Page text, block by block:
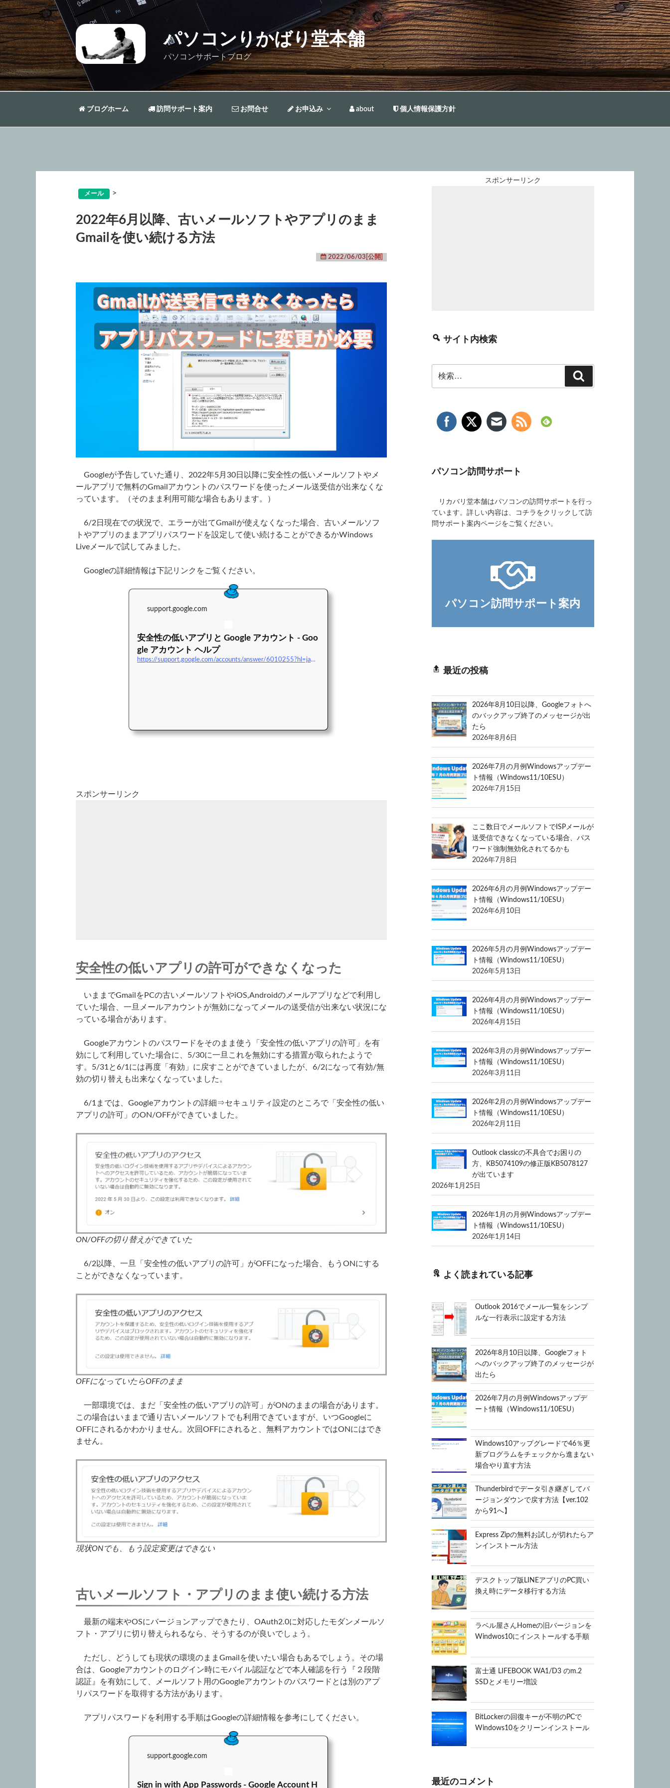
コ
ン
テ
ン
ツ
へ
ス
キ
パソコンりかばり堂本舗
パソコンサポートブログ
ブログホーム 訪問サポート案内 お問合せ お申込み about 個人情報保護方針
メール >
2022年6月以降、古いメールソフトやアプリのまま
Gmailを使い続ける方法
2022/06/03[公開]
Googleが予告していた通り、2022年5月30日以降に安全性の低いメールソフトやメ
ールアプリで無料のGmailアカウントのパスワードを使ったメール送受信が出来なくな
っています。（そのまま利用可能な場合もあります。）
6/2日現在での状況で、エラーが出てGmailが使えなくなった場合、古いメールソフ
トやアプリのままアプリパスワードを設定して使い続けることができるかWindows
Liveメールで試してみました。
Googleの詳細情報は下記リンクをご覧ください。
support.google.com
安全性の低いアプリと Google アカウント - Goo
gle アカウント ヘルプ
https://support.google.com/accounts/answer/6010255?hl=ja&#038;utm_source=google-account&#038;utm_medium=profile-less-secure-apps-card#zippy=
スポンサーリンク
安全性の低いアプリの許可ができなくなった
いままでGmailをPCの古いメールソフトやiOS,Androidのメールアプリなどで利用し
ていた場合、一旦メールアカウントが無効になってメールの送受信が出来ない状況にな
っている場合があります。
Googleアカウントのパスワードをそのまま使う「安全性の低いアプリの許可」を有
効にして利用していた場合に、5/30に一旦これを無効にする措置が取られたようで
す。5/31と6/1には再度「有効」に戻すことができていましたが、6/2になって有効/無
効の切り替えも出来なくなっていました。
6/1までは、Googleアカウントの詳細⇒セキュリティ設定のところで「安全性の低い
アプリの許可」のON/OFFができていました。
ON/OFFの切り替えができていた
6/2以降、一旦「安全性の低いアプリの許可」がOFFになった場合、もうONにする
ことができなくなっています。
OFFになっていたらOFFのまま
一部環境では、まだ「安全性の低いアプリの許可」がONのままの場合があります。
この場合はいままで通り古いメールソフトでも利用できていますが、いつGoogleに
OFFにされるかわかりません。次回OFFにされると、無料アカウントではONにはでき
ません。
現状ONでも、もう設定変更はできない
古いメールソフト・アプリのまま使い続ける方法
最新の端末やOSにバージョンアップできたり、OAuth2.0に対応したモダンメールソ
フト・アプリに切り替えられるなら、そうするのが良いでしょう。
ただし、どうしても現状の環境のままGmailを使いたい場合もあるでしょう。その場
合は、Googleアカウントのログイン時にモバイル認証などで本人確認を行う『２段階
認証』を有効にして、メールソフト用のGoogleアカウントのパスワードとは別のアプ
リパスワードを取得する方法があります。
アプリパスワードを利用する手順はGoogleの詳細情報を参考にしてください。
support.google.com
Sign in with App Passwords - Google Account H
スポンサーリンク
サイト内検索
索:
索
パソコン訪問サポート
リカバリ堂本舗はパソコンの訪問サポートを行っ
ています。詳しい内容は、コチラをクリックして訪
問サポート案内ページをご覧ください。
パソコン訪問サポート案内
最近の投稿
2026年8月10日以降、Googleフォトへ
のバックアップ終了のメッセージが出
たら
2026年8月6日
2026年7月の月例Windowsアップデー
ト情報（Windows11/10ESU）
2026年7月15日
ここ数日でメールソフトでISPメールが
送受信できなくなっている場合、パス
ワード強制無効化されてるかも
2026年7月8日
2026年6月の月例Windowsアップデー
ト情報（Windows11/10ESU）
2026年6月10日
2026年5月の月例Windowsアップデー
ト情報（Windows11/10ESU）
2026年5月13日
2026年4月の月例Windowsアップデー
ト情報（Windows11/10ESU）
2026年4月15日
2026年3月の月例Windowsアップデー
ト情報（Windows11/10ESU）
2026年3月11日
2026年2月の月例Windowsアップデー
ト情報（Windows11/10ESU）
2026年2月11日
Outlook classicの不具合でお困りの
方、KB5074109の修正版KB5078127
が出ています
2026年1月25日
2026年1月の月例Windowsアップデー
ト情報（Windows11/10ESU）
2026年1月14日
よく読まれている記事
Outlook 2016でメール一覧をシンプ
ルな一行表示に設定する方法
2026年8月10日以降、Googleフォト
へのバックアップ終了のメッセージが
出たら
2026年7月の月例Windowsアップデ
ート情報（Windows11/10ESU）
Windows10アップグレードで46％更
新プログラムをチェックから進まない
場合やり直す方法
Thunderbirdでデータ引き継ぎしてバ
ージョンダウンで戻す方法【ver.102
から91へ】
Express Zipの無料お試しが切れたらア
ンインストール方法
デスクトップ版LINEアプリのPC買い
換え時にデータ移行する方法
ラベル屋さんHomeの旧バージョンを
Windwos10にインストールする手順
富士通 LIFEBOOK WA1/D3 のm.2
SSDとメモリー増設
BitLockerの回復キーが不明のPCで
Windows10をクリーンインストール
最近のコメント